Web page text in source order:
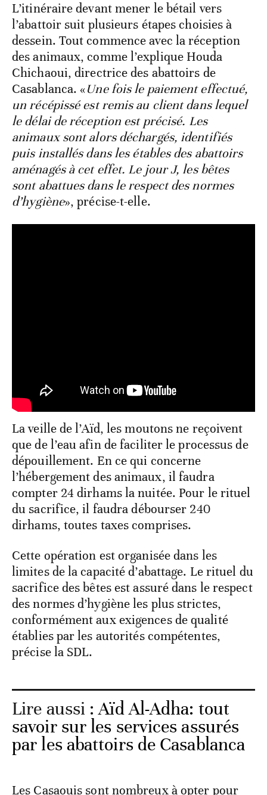
L’itinéraire devant mener le bétail vers
l’abattoir suit plusieurs étapes choisies à
dessein. Tout commence avec la réception
des animaux, comme l’explique Houda
Chichaoui, directrice des abattoirs de
Casablanca. «Une fois le paiement effectué,
un récépissé est remis au client dans lequel
le délai de réception est précisé. Les
animaux sont alors déchargés, identifiés
puis installés dans les étables des abattoirs
aménagés à cet effet. Le jour J, les bêtes
sont abattues dans le respect des normes
d’hygiène», précise-t-elle.
La veille de l’Aïd, les moutons ne reçoivent
que de l’eau afin de faciliter le processus de
dépouillement. En ce qui concerne
l’hébergement des animaux, il faudra
compter 24 dirhams la nuitée. Pour le rituel
du sacrifice, il faudra débourser 240
dirhams, toutes taxes comprises.
Cette opération est organisée dans les
limites de la capacité d’abattage. Le rituel du
sacrifice des bêtes est assuré dans le respect
des normes d’hygiène les plus strictes,
conformément aux exigences de qualité
établies par les autorités compétentes,
précise la SDL.
Lire aussi :Aïd Al-Adha: tout
savoir sur les services assurés
par les abattoirs de Casablanca
Les Casaouis sont nombreux à opter pour